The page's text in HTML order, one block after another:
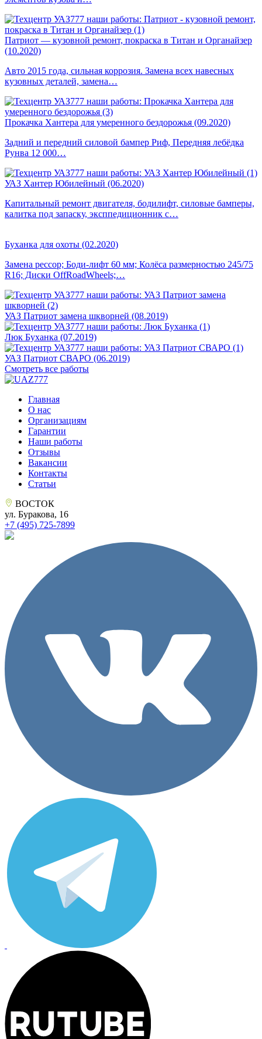
Патриот — кузовной ремонт, покраска в Титан и Органайзер
(10.2020)
Авто 2015 года, сильная коррозия. Замена всех навесных
кузовных деталей, замена…
Прокачка Хантера для умеренного бездорожья (09.2020)
Задний и передний силовой бампер Риф, Передняя лебёдка
Рунва 12 000…
УАЗ Хантер Юбилейный (06.2020)
Капитальный ремонт двигателя, бодилифт, силовые бамперы,
калитка под запаску, эксппедиционник с…
Буханка для охоты (02.2020)
Замена рессор; Боди-лифт 60 мм; Колёса размерностью 245/75
R16; Диски OffRoadWheels;…
УАЗ Патриот замена шкворней (08.2019)
Люк Буханка (07.2019)
УАЗ Патриот СВАРО (06.2019)
Смотреть все работы
Главная
О нас
Организациям
Гарантии
Наши работы
Отзывы
Вакансии
Контакты
Статьи
ВОСТОК
ул. Буракова, 16
+7 (495) 725-7899